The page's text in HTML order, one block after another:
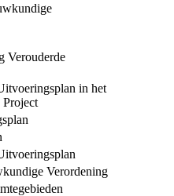
Verouderde
in het
Project
Verordening